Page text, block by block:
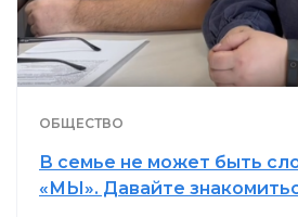
ОБЩЕСТВО
В семье не может быть
«МЫ». Давайте